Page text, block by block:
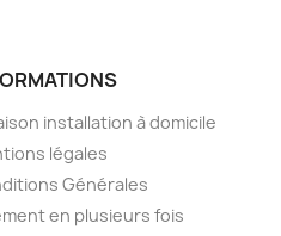
installation à domicile
légales
Générales
en plusieurs fois